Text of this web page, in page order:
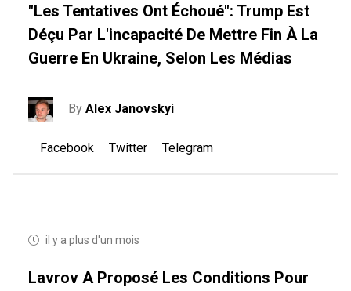
"Les Tentatives Ont Échoué": Trump Est
Déçu Par L'incapacité De Mettre Fin À La
Guerre En Ukraine, Selon Les Médias
ByAlex Janovskyi
Facebook Twitter Telegram
il y a plus d'un mois
Lavrov A Proposé Les Conditions Pour